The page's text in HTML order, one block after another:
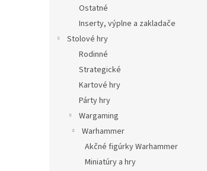
Ostatné
Inserty, výplne a zakladače
Stolové hry
Rodinné
Strategické
Kartové hry
Párty hry
Wargaming
Warhammer
Akčné figúrky Warhammer
Miniatúry a hry